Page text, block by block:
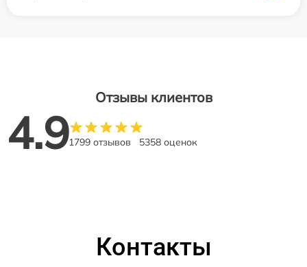
Отзывы клиентов
4.91799 отзывов 5358 оценок
Контакты